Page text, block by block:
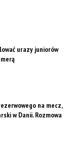
urazy juniorów
na mecz,
w Danii. Rozmowa